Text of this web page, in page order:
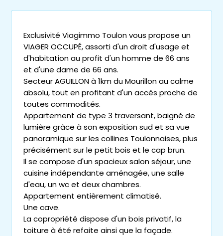
Exclusivité Viagimmo Toulon vous propose un
VIAGER OCCUPÉ, assorti d'un droit d'usage et
d'habitation au profit d'un homme de 66 ans
et d'une dame de 66 ans.
Secteur AGUILLON à 1km du Mourillon au calme
absolu, tout en profitant d'un accès proche de
toutes commodités.
Appartement de type 3 traversant, baigné de
lumière grâce à son exposition sud et sa vue
panoramique sur les collines Toulonnaises, plus
précisément sur le petit bois et le cap brun.
Il se compose d'un spacieux salon séjour, une
cuisine indépendante aménagée, une salle
d'eau, un wc et deux chambres.
Appartement entièrement climatisé.
Une cave.
La copropriété dispose d'un bois privatif, la
toiture à été refaite ainsi que la façade.